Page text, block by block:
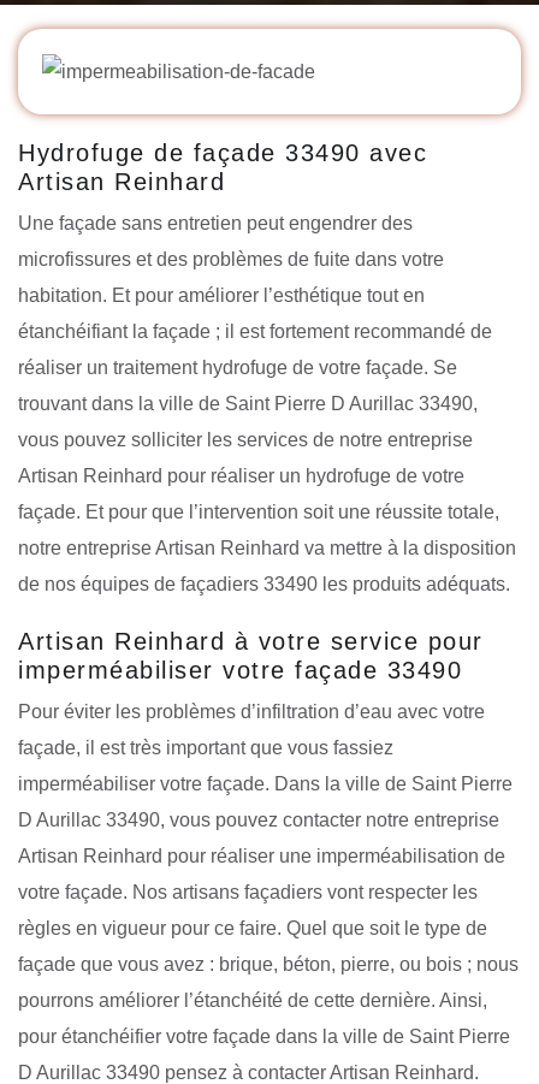
Hydrofuge de façade 33490 avec
Artisan Reinhard
Une façade sans entretien peut engendrer des
microfissures et des problèmes de fuite dans votre
habitation. Et pour améliorer l’esthétique tout en
étanchéifiant la façade ; il est fortement recommandé de
réaliser un traitement hydrofuge de votre façade. Se
trouvant dans la ville de Saint Pierre D Aurillac 33490,
vous pouvez solliciter les services de notre entreprise
Artisan Reinhard pour réaliser un hydrofuge de votre
façade. Et pour que l’intervention soit une réussite totale,
notre entreprise Artisan Reinhard va mettre à la disposition
de nos équipes de façadiers 33490 les produits adéquats.
Artisan Reinhard à votre service pour
imperméabiliser votre façade 33490
Pour éviter les problèmes d’infiltration d’eau avec votre
façade, il est très important que vous fassiez
imperméabiliser votre façade. Dans la ville de Saint Pierre
D Aurillac 33490, vous pouvez contacter notre entreprise
Artisan Reinhard pour réaliser une imperméabilisation de
votre façade. Nos artisans façadiers vont respecter les
règles en vigueur pour ce faire. Quel que soit le type de
façade que vous avez : brique, béton, pierre, ou bois ; nous
pourrons améliorer l’étanchéité de cette dernière. Ainsi,
pour étanchéifier votre façade dans la ville de Saint Pierre
D Aurillac 33490 pensez à contacter Artisan Reinhard.